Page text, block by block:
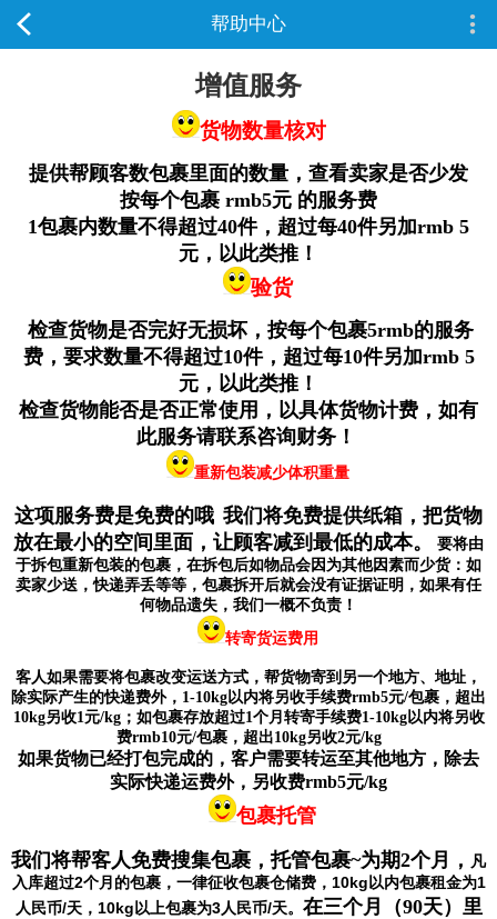
帮助中心
增值服务
货物数量核对
提供帮顾客数包裹里面的数量，查看卖家是否少发
按每个包裹 rmb5元 的服务费
1包裹内数量不得超过40件，超过每40件另加rmb 5
元，以此类推！
验货
检查货物是否完好无损坏，按每个包裹5rmb的服务
费，要求数量不得超过10件，超过每10件另加rmb 5
元，以此类推！
检查货物能否是否正常使用，以具体货物计费，如有
此服务请联系咨询财务！
重新包装减少体积重量
这项服务费是免费的哦 我们将免费提供纸箱，把货物
放在最小的空间里面，让顾客减到最低的成本。
要将由
于拆包重新包装的包裹，在拆包后如物品会因为其他因素而少货：如
卖家少送，快递弄丢等等，包裹拆开后就会没有证据证明，如果有任
何物品遗失，我们一概不负责！
转寄货运费用
客人如果需要将包裹改变运送方式，帮货物寄到另一个地方、地址，
除实际产生的快递费外，1-10kg以内将另收手续费rmb5元/包裹，超出
10kg另收1元/kg；如包裹存放超过1个月转寄手续费1-10kg以内将另收
费rmb10元/包裹，超出10kg另收2元/kg
如果货物已经打包完成的，客户需要转运至其他地方，除去
实际快递运费外，另收费rmb5元/kg
包裹托管
我们将帮客人免费搜集包裹，托管包裹~为期2个月， 凡
入库超过2个月的包裹，一律征收包裹仓储费，10kg以内包裹租金为1
人民币/天，10kg以上包裹为3人民币/天。 在三个月（90天）里